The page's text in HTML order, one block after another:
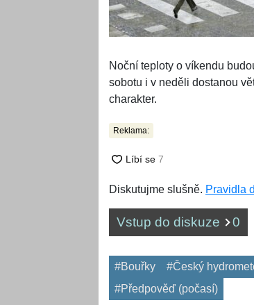
Noční teploty o víkendu
sobotu i v neděli dostanou
charakter.
Reklama:
Diskutujme slušně. Pravidla
Vstup do diskuze 0
#Bouřky #Český
#Předpověď (počasí)